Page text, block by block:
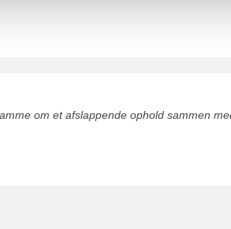
om et afslappende ophold sammen